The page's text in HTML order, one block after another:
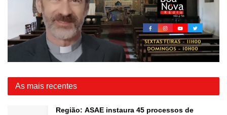
As mais recentes
Região: ASAE instaura 45 processos de